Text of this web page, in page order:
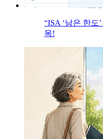
“ISA ‘남은 한도
목!